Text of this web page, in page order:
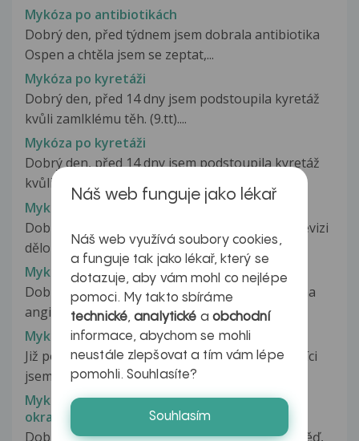
Mykóza po antibiotikách
Dobrý den, před týdnem jsem dobrala antibiotika
Ospen a chtěla jsem se zeptat,...
Mykóza po kyretáži
Dobrý den, před 14 dny jsem podstoupila kyretáž
kvůli zamlklému těh. (9.tt)....
Mykóza po kyretáži
Dobrý den, před 14 dny jsem podstoupila kyretáž
kvůli zamlklému těh. v 9. týdnu....
Mykoza po revizi
Dobrý den, před deseti dny jsem podstoupila revizi
dělohy pro zamlklé těhotenství,...
Mykóza po užívání antibiotik
Dobry den, jsem zena, 21 let. Po antibiotikach na
anginu (Klacid 500, na 7 dni)...
Mykóza pohlavního orgánu u muže
Již položený dotaz: Dobrý den, již před pár měsíci
jsem dostal od partnerky...
Mykozá rukou?? Pálení předkožky a spodního
okraje žaludu.
Dobrý den paní doktorko, děkuji za Vaší odpověď,
Náš web funguje jako lékař
Náš web využívá soubory cookies,
a funguje tak jako lékař, který se
dotazuje, aby vám mohl co nejlépe
pomoci. My takto sbíráme
technické,analytické a obchodní
informace, abychom se mohli
neustále zlepšovat a tím vám lépe
pomohli. Souhlasíte?
Souhlasím